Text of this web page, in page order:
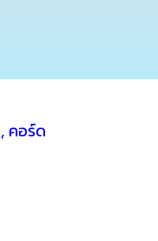
, คอร์ด